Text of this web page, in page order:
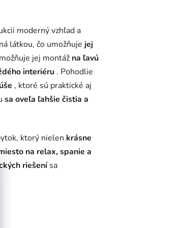
moderný vzhľad a
látkou, čo umožňuje jej
jej montáž na ľavú
interiéru . Pohodlie
, ktoré sú praktické aj
sa oveľa ľahšie čistia a
ktorý nielen krásne
na relax, spanie a
riešení sa